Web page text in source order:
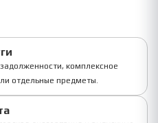
комплексное
отдельные предметы.